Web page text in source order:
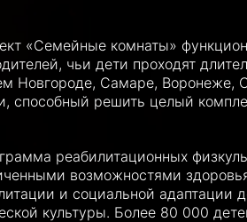
«Семейные комнаты»
чьи дети проходят
Новгороде, Самаре, Воронеже,
способный решить целый
реабилитационных
возможностями
и социальной адаптации
культуры. Более 80 000